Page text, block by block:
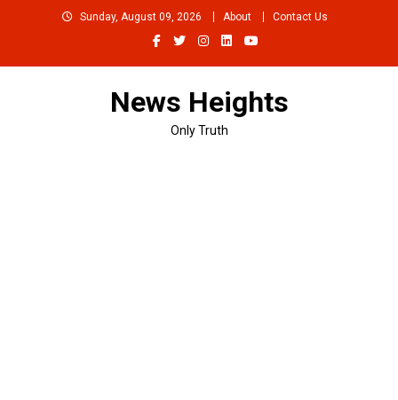
Sunday, August 09, 2026 About Contact Us
News Heights
Only Truth